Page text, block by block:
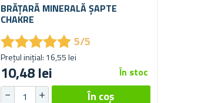
BRĂȚARĂ MINERALĂ ȘAPTE
CHAKRE
★★★★★
★★★★★5/5
Prețul inițial: 16,55 lei
10,48 lei În stoc